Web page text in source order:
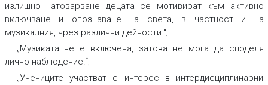
излишно натоварване децата се мотивират към активно
включване и опознаване на света, в частност и на
музикалния, чрез различни дейности.“;
„Музиката не е включена, затова не мога да споделя
лично наблюдение.“;
„Учениците участват с интерес в интердисциплинарни